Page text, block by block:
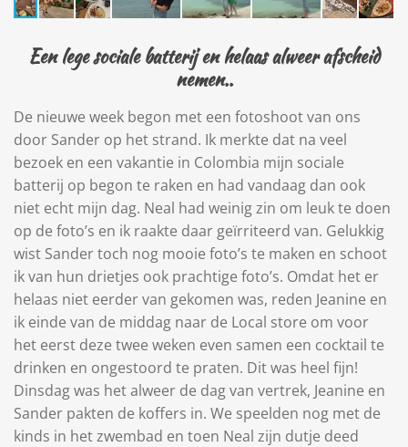
Een lege sociale batterij en helaas alweer afscheid
nemen..
De nieuwe week begon met een fotoshoot van ons
door Sander op het strand. Ik merkte dat na veel
bezoek en een vakantie in Colombia mijn sociale
batterij op begon te raken en had vandaag dan ook
niet echt mijn dag. Neal had weinig zin om leuk te doen
op de foto’s en ik raakte daar geïrriteerd van. Gelukkig
wist Sander toch nog mooie foto’s te maken en schoot
ik van hun drietjes ook prachtige foto’s. Omdat het er
helaas niet eerder van gekomen was, reden Jeanine en
ik einde van de middag naar de Local store om voor
het eerst deze twee weken even samen een cocktail te
drinken en ongestoord te praten. Dit was heel fijn!
Dinsdag was het alweer de dag van vertrek, Jeanine en
Sander pakten de koffers in. We speelden nog met de
kinds in het zwembad en toen Neal zijn dutje deed